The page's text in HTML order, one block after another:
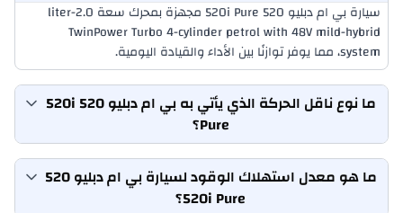
سيارة بي ام دبليو 520 520i Pure مجهزة بمحرك سعة 2.0-liter
TwinPower Turbo 4-cylinder petrol with 48V mild-hybrid
system، مما يوفر توازنًا بين الأداء والقيادة اليومية.
ما نوع ناقل الحركة الذي يأتي به بي ام دبليو 520 520i
Pure؟
ما هو معدل استهلاك الوقود لسيارة بي ام دبليو 520
520i Pure؟